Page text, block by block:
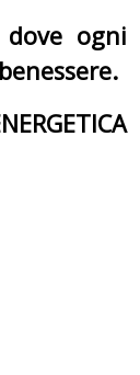
ogni